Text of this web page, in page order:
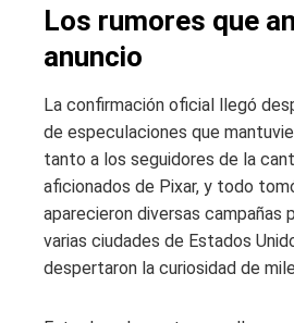
Los rumores que
anuncio
La confirmación oficial llegó
de especulaciones que
tanto a los seguidores de la
aficionados de Pixar, y todo
aparecieron diversas campañas
varias ciudades de Estados
despertaron la curiosidad de